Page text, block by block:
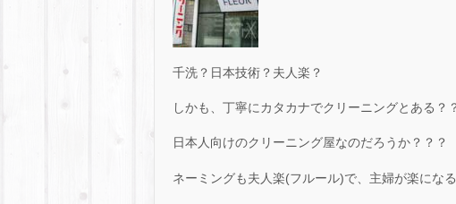
千洗？日本技術？夫人楽？
しかも、丁寧にカタカナでクリーニングとある？
日本人向けのクリーニング屋なのだろうか？？？
ネーミングも夫人楽(フルール)で、主婦が楽にな